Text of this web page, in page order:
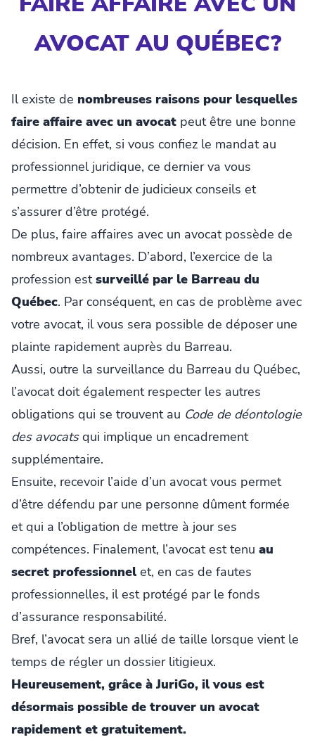
AVOCAT AU QUÉBEC?
Il existe de nombreuses raisons pour lesquelles
faire affaire avec un avocat peut être une bonne
décision. En effet, si vous confiez le mandat au
professionnel juridique, ce dernier va vous
permettre d’obtenir de judicieux conseils et
s’assurer d’être protégé.
De plus, faire affaires avec un avocat possède de
nombreux avantages. D’abord, l’exercice de la
profession estsurveillé par le Barreau du
Québec. Par conséquent, en cas de problème avec
votre avocat, il vous sera possible de déposer une
plainte rapidement auprès du Barreau.
Aussi, outre la surveillance du Barreau du Québec,
l’avocat doit également respecter les autres
obligations qui se trouvent au Code de déontologie
des avocatsqui implique un encadrement
supplémentaire.
Ensuite, recevoir l’aide d’un avocat vous permet
d’être défendu par une personne dûment formée
et qui a l’obligation de mettre à jour ses
compétences. Finalement, l’avocat est tenu au
secret professionnel et, en cas de fautes
professionnelles, il est protégé par le fonds
d’assurance responsabilité.
Bref, l’avocat sera un allié de taille lorsque vient le
temps de régler un dossier litigieux.
Heureusement, grâce à JuriGo, il vous est
désormais possible de trouver un avocat
rapidement et gratuitement.